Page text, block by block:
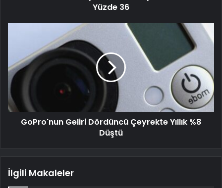
Yüzde 36
GoPro'nun Geliri Dördüncü Çeyrekte Yıllık %8
Düştü
İlgili Makaleler